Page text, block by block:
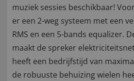
muziek sessies beschikbaar!
er een 2-weg systeem met een
RMS en een 5-bands equalizer.
maakt de spreker
heeft een bedrijfstijd van
de robuuste behuizing wielen